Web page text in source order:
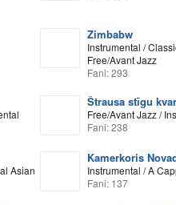
Zimbabw
Instrumental /
Free/Avant Jazz
Fani: 293
Štrausa stīgu
Free/Avant Jazz /
Fani: 238
Asian
Kamerkoris
Instrumental / A
Fani: 137